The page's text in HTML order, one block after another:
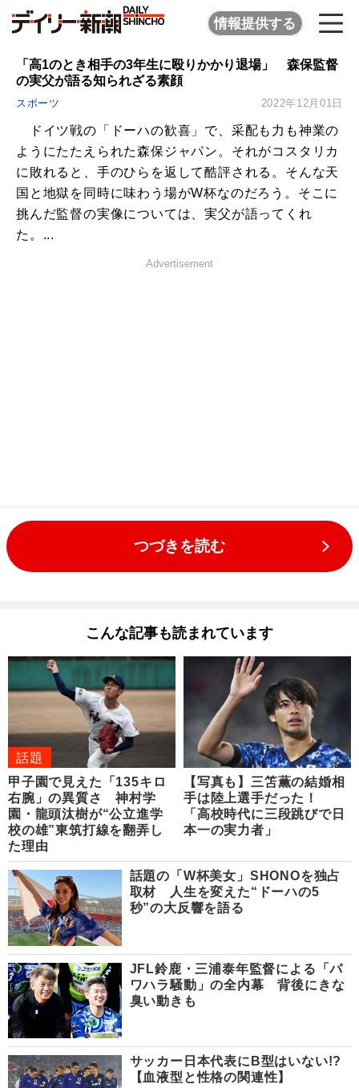
情報提供する
「高1のとき相手の3年生に殴りかかり退場」 森保監督
の実父が語る知られざる素顔
スポーツ 2022年12月01日
ドイツ戦の「ドーハの歓喜」で、采配も力も神業の
ようにたたえられた森保ジャパン。それがコスタリカ
に敗れると、手のひらを返して酷評される。そんな天
国と地獄を同時に味わう場がW杯なのだろう。そこに
挑んだ監督の実像については、実父が語ってくれ
た。...
Advertisement
つづきを読む
こんな記事も読まれています
話題
甲子園で見えた「135キロ
右腕」の異質さ 神村学
園・龍頭汰樹が“公立進学
校の雄”東筑打線を翻弄し
た理由
【写真も】三笘薫の結婚相
手は陸上選手だった！
「高校時代に三段跳びで日
本一の実力者」
話題の「W杯美女」SHONOを独占
取材 人生を変えた“ドーハの5
秒”の大反響を語る
JFL鈴鹿・三浦泰年監督による「パ
ワハラ騒動」の全内幕 背後にきな
臭い動きも
サッカー日本代表にB型はいない!?
【血液型と性格の関連性】